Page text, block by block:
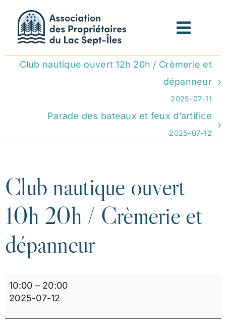
contenu
Club nautique ouvert 12h 20h / Crèmerie et
dépanneur
2025-07-11
Parade des bateaux et feux d’artifice
2025-07-12
Club nautique ouvert
10h 20h / Crèmerie et
dépanneur
Club
nautique
10h
10:00 – 20:00
2025-07-12